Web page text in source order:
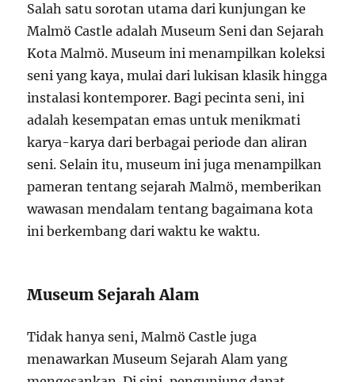
Salah satu sorotan utama dari kunjungan ke
Malmö Castle adalah Museum Seni dan Sejarah
Kota Malmö. Museum ini menampilkan koleksi
seni yang kaya, mulai dari lukisan klasik hingga
instalasi kontemporer. Bagi pecinta seni, ini
adalah kesempatan emas untuk menikmati
karya-karya dari berbagai periode dan aliran
seni. Selain itu, museum ini juga menampilkan
pameran tentang sejarah Malmö, memberikan
wawasan mendalam tentang bagaimana kota
ini berkembang dari waktu ke waktu.
Museum Sejarah Alam
Tidak hanya seni, Malmö Castle juga
menawarkan Museum Sejarah Alam yang